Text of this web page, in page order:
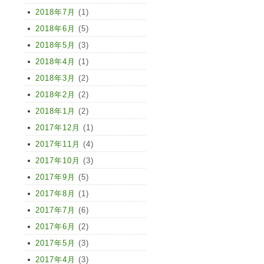
2018年7月 (1)
2018年6月 (5)
2018年5月 (3)
2018年4月 (1)
2018年3月 (2)
2018年2月 (2)
2018年1月 (2)
2017年12月 (1)
2017年11月 (4)
2017年10月 (3)
2017年9月 (5)
2017年8月 (1)
2017年7月 (6)
2017年6月 (2)
2017年5月 (3)
2017年4月 (3)